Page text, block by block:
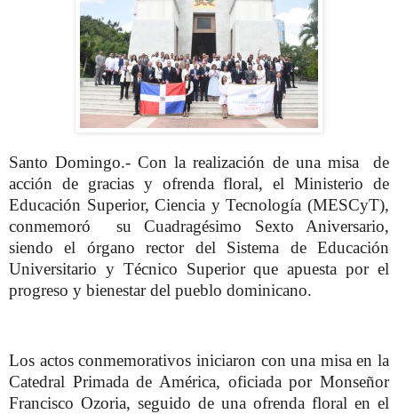
Santo Domingo.- Con la realización de una misa
de
acción de gracias y ofrenda floral, el Ministerio de
Educación Superior, Ciencia y Tecnología (MESCyT),
conmemoró
su Cuadragésimo Sexto Aniversario,
siendo el órgano rector del Sistema de Educación
Universitario y Técnico Superior que apuesta por el
progreso y bienestar del pueblo dominicano.
Los actos conmemorativos iniciaron con una misa en la
Catedral Primada de América, oficiada por Monseñor
Francisco Ozoria, seguido de una ofrenda floral en el